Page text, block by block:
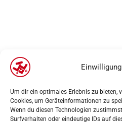
Um dir ein optimales Erlebnis zu bieten,
Cookies, um Geräteinformationen zu
Wenn du diesen Technologien
Surfverhalten oder eindeutige IDs auf